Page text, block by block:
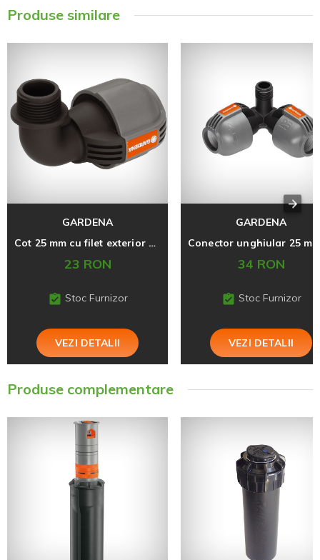
Produse similare
GARDENA
Cot 25 mm cu filet exterior 19 mm
23 RON
Stoc Furnizor
VEZI DETALII
GARDENA
34 RON
Stoc Furnizor
VEZI DETALII
Produse complementare